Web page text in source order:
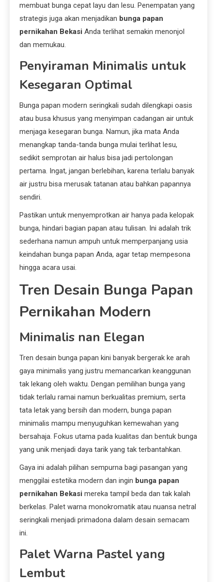
membuat bunga cepat layu dan lesu. Penempatan yang
strategis juga akan menjadikan bunga papan
pernikahan Bekasi Anda terlihat semakin menonjol
dan memukau.
Penyiraman Minimalis untuk
Kesegaran Optimal
Bunga papan modern seringkali sudah dilengkapi oasis
atau busa khusus yang menyimpan cadangan air untuk
menjaga kesegaran bunga. Namun, jika mata Anda
menangkap tanda-tanda bunga mulai terlihat lesu,
sedikit semprotan air halus bisa jadi pertolongan
pertama. Ingat, jangan berlebihan, karena terlalu banyak
air justru bisa merusak tatanan atau bahkan papannya
sendiri.
Pastikan untuk menyemprotkan air hanya pada kelopak
bunga, hindari bagian papan atau tulisan. Ini adalah trik
sederhana namun ampuh untuk memperpanjang usia
keindahan bunga papan Anda, agar tetap mempesona
hingga acara usai.
Tren Desain Bunga Papan
Pernikahan Modern
Minimalis nan Elegan
Tren desain bunga papan kini banyak bergerak ke arah
gaya minimalis yang justru memancarkan keanggunan
tak lekang oleh waktu. Dengan pemilihan bunga yang
tidak terlalu ramai namun berkualitas premium, serta
tata letak yang bersih dan modern, bunga papan
minimalis mampu menyuguhkan kemewahan yang
bersahaja. Fokus utama pada kualitas dan bentuk bunga
yang unik menjadi daya tarik yang tak terbantahkan.
Gaya ini adalah pilihan sempurna bagi pasangan yang
menggilai estetika modern dan ingin bunga papan
pernikahan Bekasi mereka tampil beda dan tak kalah
berkelas. Palet warna monokromatik atau nuansa netral
seringkali menjadi primadona dalam desain semacam
ini.
Palet Warna Pastel yang
Lembut